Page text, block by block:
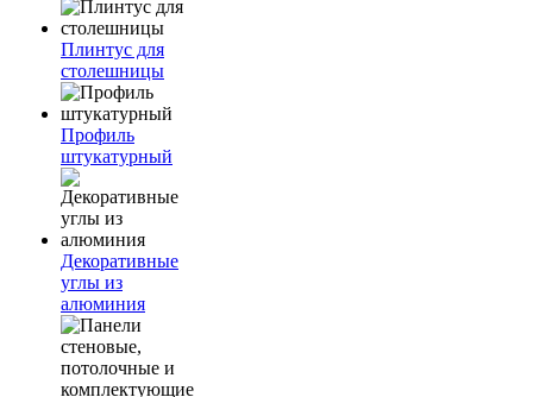
Плинтус для
столешницы
Профиль
штукатурный
Декоративные
углы из
алюминия